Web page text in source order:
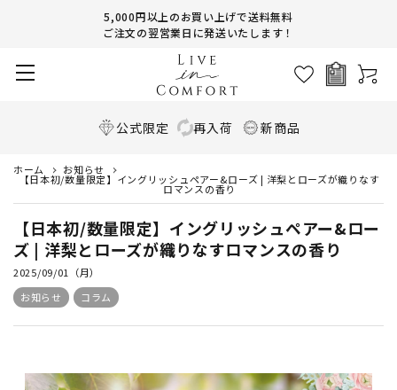
5,000円以上のお買い上げで送料無料
ご注文の翌営業日に発送いたします！
公式限定 再入荷 新商品
ホーム お知らせ
【日本初/数量限定】イングリッシュペアー&ローズ | 洋梨とローズが織りなす
ロマンスの香り
【日本初/数量限定】イングリッシュペアー&ロー
ズ | 洋梨とローズが織りなすロマンスの香り
2025/09/01（月）
お知らせ
コラム